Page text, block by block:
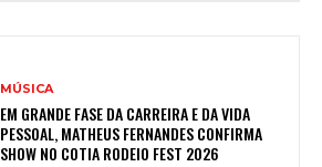
MÚSICA
EM GRANDE FASE DA CARREIRA E DA VIDA
PESSOAL, MATHEUS FERNANDES CONFIRMA
SHOW NO COTIA RODEIO FEST 2026